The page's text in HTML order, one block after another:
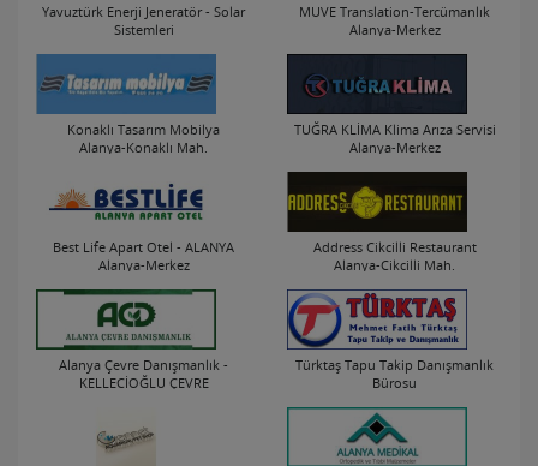
Yavuztürk Enerji Jeneratör - Solar
Sistemleri
MUVE Translation-Tercümanlık
Alanya-Merkez
Konaklı Tasarım Mobilya
Alanya-Konaklı Mah.
TUĞRA KLİMA Klima Arıza Servisi
Alanya-Merkez
Best Life Apart Otel - ALANYA
Alanya-Merkez
Address Cikcilli Restaurant
Alanya-Cikcilli Mah.
Alanya Çevre Danışmanlık -
KELLECİOĞLU ÇEVRE
Türktaş Tapu Takip Danışmanlık
Bürosu